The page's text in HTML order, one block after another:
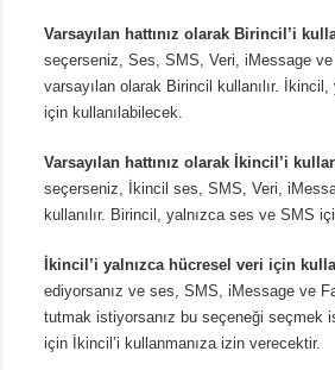
Varsayılan hattınız olarak Birincil’i
seçerseniz, Ses, SMS, Veri, iMessage
varsayılan olarak Birincil kullanılır.
için kullanılabilecek.
Varsayılan hattınız olarak İkincil’i
seçerseniz, İkincil ses, SMS, Veri,
kullanılır. Birincil, yalnızca ses ve SMS
İkincil’i yalnızca hücresel veri için
ediyorsanız ve ses, SMS, iMessage ve
tutmak istiyorsanız bu seçeneği seçmek
için İkincil’i kullanmanıza izin verecektir.